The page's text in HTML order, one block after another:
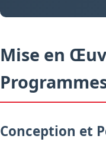
Mise en
Conception et